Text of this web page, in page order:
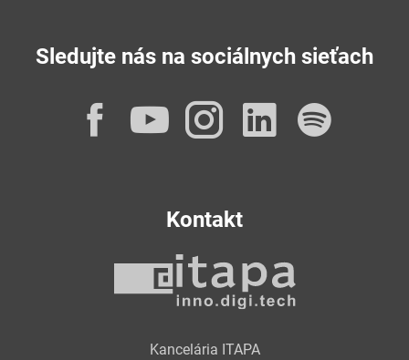
Sledujte nás na sociálnych sieťach
Facebook
YouTube
Instagram
Kontakt
Kancelária ITAPA